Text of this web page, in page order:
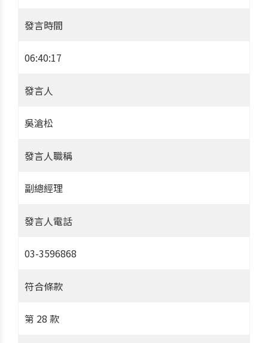
發言時間
06:40:17
發言人
吳滄松
發言人職稱
副總經理
發言人電話
03-3596868
符合條款
第 28 款